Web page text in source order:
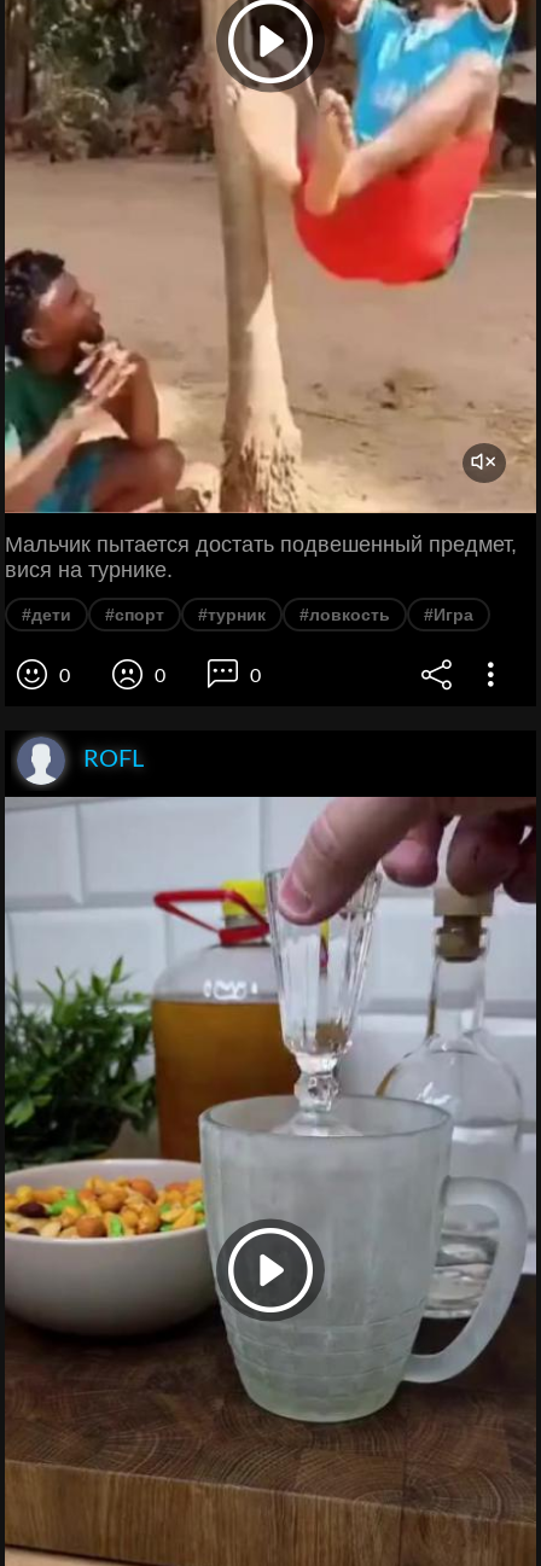
Мальчик пытается достать подвешенный предмет,
вися на турнике.
#дети #спорт #турник #ловкость #Игра
0 0 0
ROFL